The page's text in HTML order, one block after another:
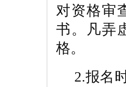
对资格审
书。凡弄
格。
2.报名